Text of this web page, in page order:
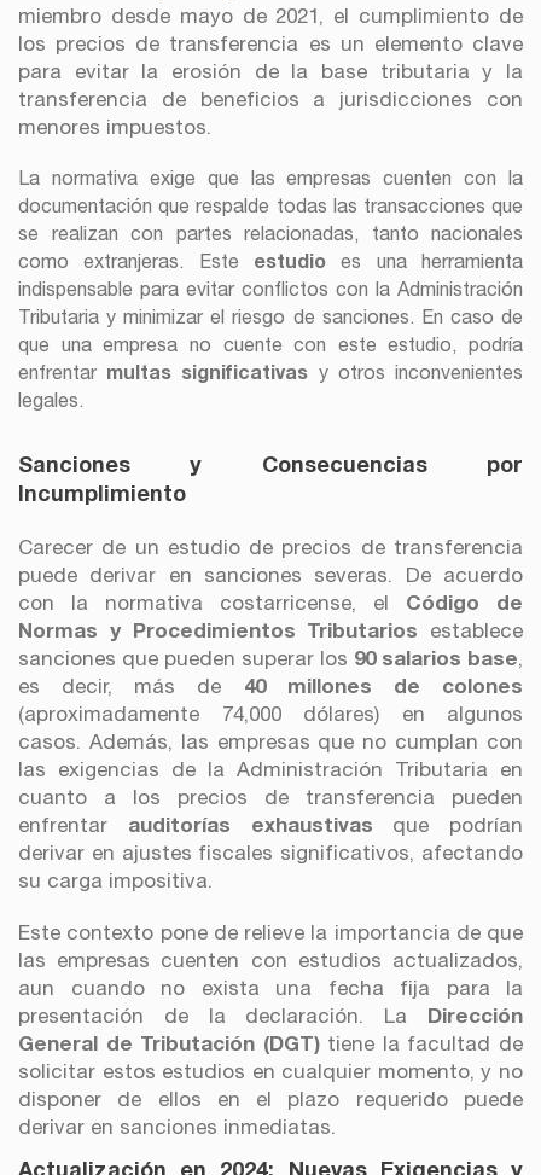
miembro desde mayo de 2021, el cumplimiento de
los precios de transferencia es un elemento clave
para evitar la erosión de la base tributaria y la
transferencia de beneficios a jurisdicciones con
menores impuestos.
La normativa exige que las empresas cuenten con la
documentación que respalde todas las transacciones que
se realizan con partes relacionadas, tanto nacionales
como extranjeras. Este estudio es una herramienta
indispensable para evitar conflictos con la Administración
Tributaria y minimizar el riesgo de sanciones. En caso de
que una empresa no cuente con este estudio, podría
enfrentar multas significativas y otros inconvenientes
legales.
Sanciones y Consecuencias por
Incumplimiento
Carecer de un estudio de precios de transferencia
puede derivar en sanciones severas. De acuerdo
con la normativa costarricense, el Código de
Normas y Procedimientos Tributarios establece
sanciones que pueden superar los 90 salarios base,
es decir, más de 40 millones de colones
(aproximadamente 74,000 dólares) en algunos
casos. Además, las empresas que no cumplan con
las exigencias de la Administración Tributaria en
cuanto a los precios de transferencia pueden
enfrentar auditorías exhaustivas que podrían
derivar en ajustes fiscales significativos, afectando
su carga impositiva.
Este contexto pone de relieve la importancia de que
las empresas cuenten con estudios actualizados,
aun cuando no exista una fecha fija para la
presentación de la declaración. La
Dirección
General de Tributación (DGT)tiene la facultad de
solicitar estos estudios en cualquier momento, y no
disponer de ellos en el plazo requerido puede
derivar en sanciones inmediatas.